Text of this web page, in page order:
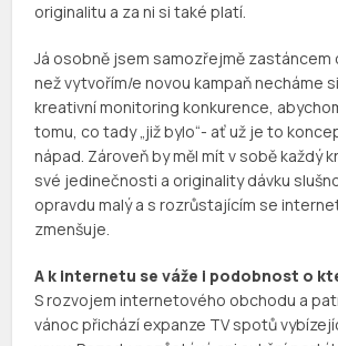
originalitu a za ni si také platí.
Já osobně jsem samozřejmě zastáncem
než vytvořím/e novou kampaň necháme
kreativní monitoring konkurence,
tomu, co tady „již bylo“- ať už je to
nápad. Zároveň by měl mít v sobě každý
své jedinečnosti a originality dávku
opravdu malý a s rozrůstajícím se
zmenšuje.
A k internetu se váže i podobnost o
S rozvojem internetového obchodu a
vánoc přichází expanze TV spotů